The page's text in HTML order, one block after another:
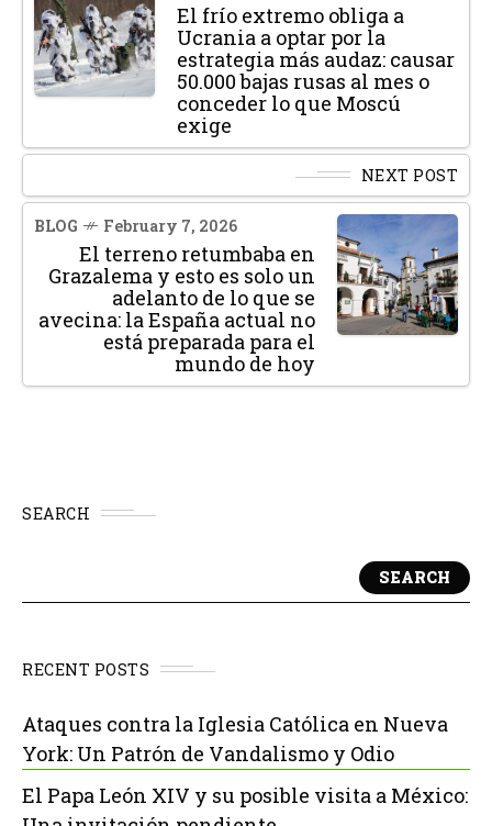
El frío extremo obliga a
Ucrania a optar por la
estrategia más audaz: causar
50.000 bajas rusas al mes o
conceder lo que Moscú
exige
NEXT POST
BLOG February 7, 2026
El terreno retumbaba en
Grazalema y esto es solo un
adelanto de lo que se
avecina: la España actual no
está preparada para el
mundo de hoy
SEARCH
SEARCH
RECENT POSTS
Ataques contra la Iglesia Católica en Nueva
York: Un Patrón de Vandalismo y Odio
El Papa León XIV y su posible visita a México: